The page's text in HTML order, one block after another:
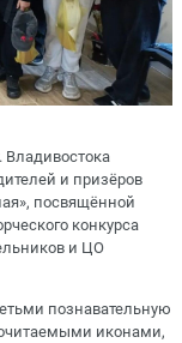
Владивостока
и призёров
посвящённой
конкурса
и ЦО
познавательную
иконами,